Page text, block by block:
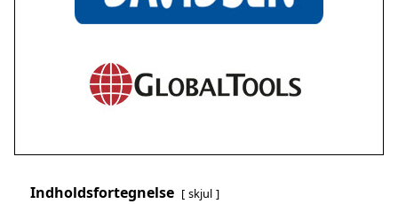
Indholdsfortegnelse skjul